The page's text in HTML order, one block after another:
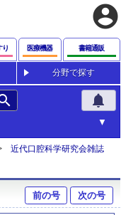
account_circle
り 医療機器 書籍通販
分野で探す
notifications
近代口腔科学研究会雑誌
前の号 次の号